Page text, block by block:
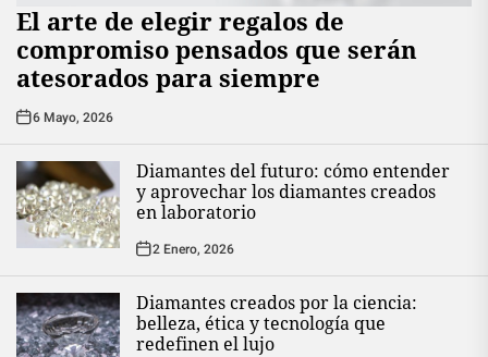
El arte de elegir regalos de
compromiso pensados que serán
atesorados para siempre
6 Mayo, 2026
Diamantes del futuro: cómo entender
y aprovechar los diamantes creados
en laboratorio
2 Enero, 2026
Diamantes creados por la ciencia:
belleza, ética y tecnología que
redefinen el lujo